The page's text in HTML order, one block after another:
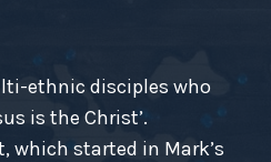
ethnic disciples who
is the Christ’.
which started in Mark’s